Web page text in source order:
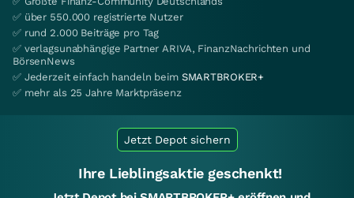
✅ über 550.000 registrierte Nutzer
✅ rund 2.000 Beiträge pro Tag
✅ verlagsunabhängige Partner ARIVA, FinanzNachrichten und
BörsenNews
✅ Jederzeit einfach handeln beim SMARTBROKER+
✅ mehr als 25 Jahre Marktpräsenz
Jetzt Depot sichern
Ihre Lieblingsaktie geschenkt!